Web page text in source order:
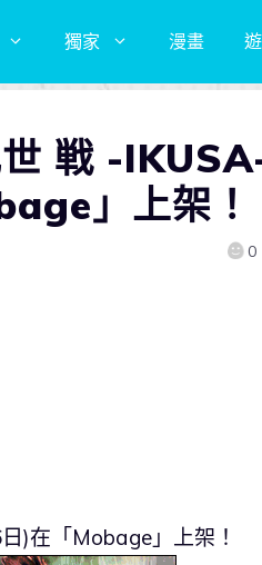
獨家 漫畫
世 戦 -
」上架！
0
)在「Mobage」上架！